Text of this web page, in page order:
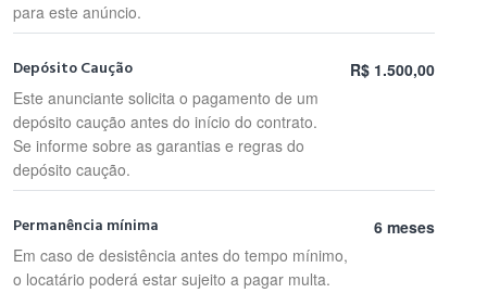
para este anúncio.
Depósito Caução
Este anunciante solicita o pagamento de um
depósito caução antes do início do contrato.
Se informe sobre as garantias e regras do
depósito caução.
R$ 1.500,00
Permanência mínima
Em caso de desistência antes do tempo mínimo,
o locatário poderá estar sujeito a pagar multa.
6 meses